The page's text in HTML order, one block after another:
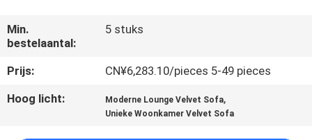
VR-
SHOW
Min.
bestelaantal:
5 stuks
Prijs:
CN¥6,283.10/pieces 5-49 pieces
Hoog licht:
Moderne Lounge Velvet Sofa,
Unieke Woonkamer Velvet Sofa